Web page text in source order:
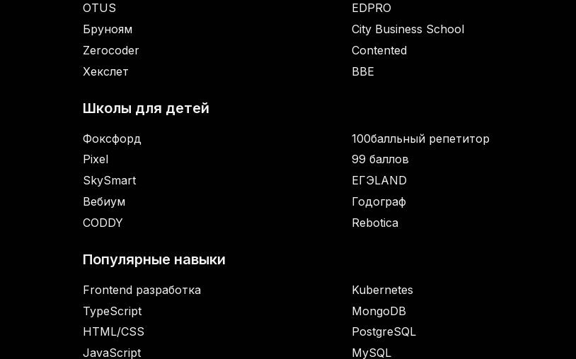
OTUS
Бруноям
Zerocoder
Хекслет
EDPRO
City Business School
Contented
BBE
Школы для детей
Фоксфорд
Pixel
SkySmart
Вебиум
CODDY
100балльный репетитор
99 баллов
ЕГЭLAND
Годограф
Rebotica
Популярные навыки
Frontend разработка
TypeScript
HTML/CSS
JavaScript
Kubernetes
MongoDB
PostgreSQL
MySQL